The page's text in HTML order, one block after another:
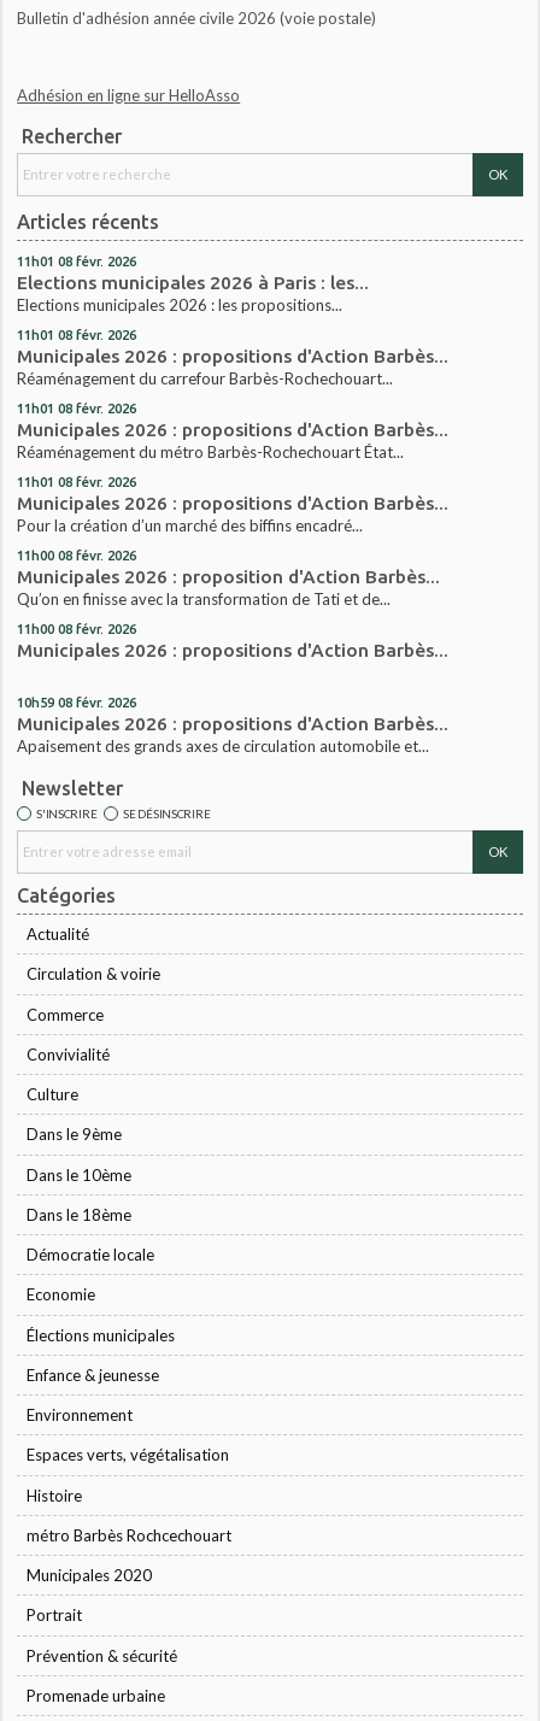
Bulletin d'adhésion année civile 2026 (voie postale)
Adhésion en ligne sur HelloAsso
Rechercher
Articles récents
11h01 08 févr. 2026
Elections municipales 2026 à Paris : les...
Elections municipales 2026 : les propositions...
11h01 08 févr. 2026
Municipales 2026 : propositions d'Action Barbès...
Réaménagement du carrefour Barbès-Rochechouart...
11h01 08 févr. 2026
Municipales 2026 : propositions d'Action Barbès...
Réaménagement du métro Barbès-Rochechouart État...
11h01 08 févr. 2026
Municipales 2026 : propositions d'Action Barbès...
Pour la création d’un marché des biffins encadré...
11h00 08 févr. 2026
Municipales 2026 : proposition d'Action Barbès...
Qu’on en finisse avec la transformation de Tati et de...
11h00 08 févr. 2026
Municipales 2026 : propositions d'Action Barbès...
10h59 08 févr. 2026
Municipales 2026 : propositions d'Action Barbès...
Apaisement des grands axes de circulation automobile et...
Newsletter
S'INSCRIRE SE DÉSINSCRIRE
Catégories
Actualité
Circulation & voirie
Commerce
Convivialité
Culture
Dans le 9ème
Dans le 10ème
Dans le 18ème
Démocratie locale
Economie
Élections municipales
Enfance & jeunesse
Environnement
Espaces verts, végétalisation
Histoire
métro Barbès Rochcechouart
Municipales 2020
Portrait
Prévention & sécurité
Promenade urbaine